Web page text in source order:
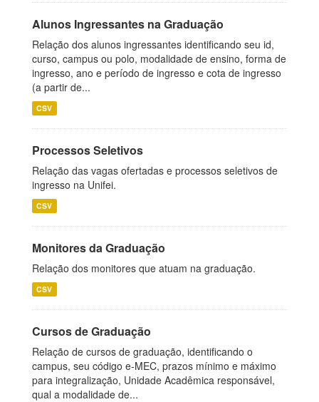
Alunos Ingressantes na Graduação
Relação dos alunos ingressantes identificando seu id,
curso, campus ou polo, modalidade de ensino, forma de
ingresso, ano e período de ingresso e cota de ingresso
(a partir de...
CSV
Processos Seletivos
Relação das vagas ofertadas e processos seletivos de
ingresso na Unifei.
CSV
Monitores da Graduação
Relação dos monitores que atuam na graduação.
CSV
Cursos de Graduação
Relação de cursos de graduação, identificando o
campus, seu código e-MEC, prazos mínimo e máximo
para integralização, Unidade Acadêmica responsável,
qual a modalidade de...